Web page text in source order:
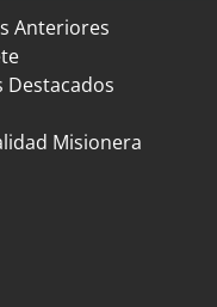
Anteriores
Destacados
Misionera